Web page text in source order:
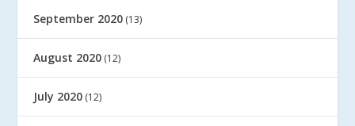
September 2020 (13)
August 2020 (12)
July 2020 (12)